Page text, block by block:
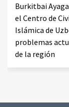
Burkitbai
el Centro de
Islámica de
problemas
de la región